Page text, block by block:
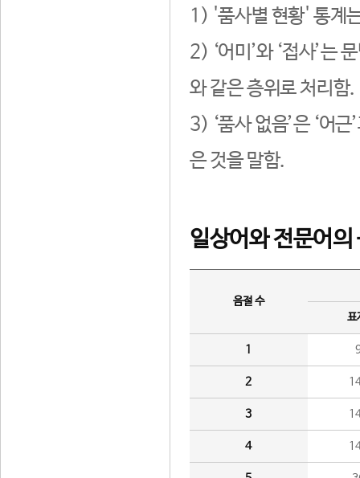
1) '품사별 현황' 통계
2) ‘어미’와 ‘접사’는
와 같은 층위로 처리함.
3) ‘품사 없음’은 ‘어
은 것을 말함.
일상어와 전문어의
음절 수
표
1
2
3
4